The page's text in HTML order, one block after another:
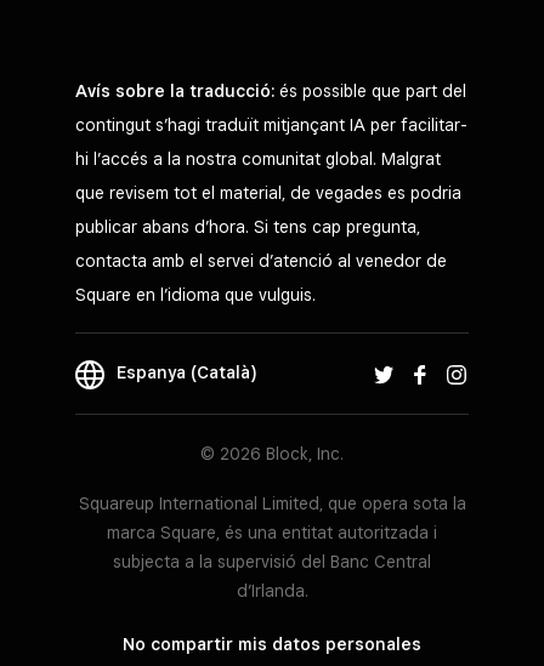
Square Stand (USB-C)
Converteix el teu iPad en un TPV
Mésinformació
Requereix un iPad amb iOS 17.1 o posterior
Avís sobre la traducció: és possible que part del
contingut s’hagi traduït mitjançant IA per facilitar-
hi l’accés a la nostra comunitat global. Malgrat
que revisem tot el material, de vegades es podria
publicar abans d’hora. Si tens cap pregunta,
contacta amb el servei d’atenció al venedor de
Square en l’idioma que vulguis.
Espanya (Català)
© 2026 Block, Inc.
Squareup International Limited, que opera sota la
marca Square, és una entitat autoritzada i
subjecta a la supervisió del Banc Central
d’Irlanda.
No compartir mis datos personales